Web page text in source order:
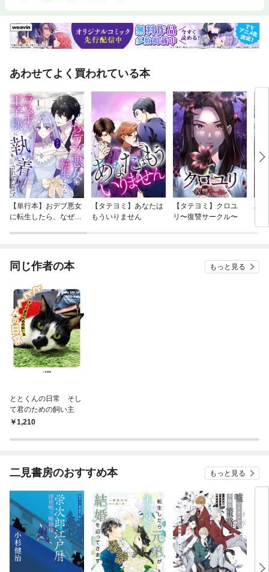
あわせてよく買われている本
【単行本】おデブ悪女
に転生したら、なぜか
【タテヨミ】あなたは
もういりません
【タテヨミ】クロユ
リ〜復讐サークル〜
バ
今
同じ作者の本 もっと見る
ととくんの日常 そし
て君のための飼い主
1,210
二見書房のおすすめ本 もっと見る